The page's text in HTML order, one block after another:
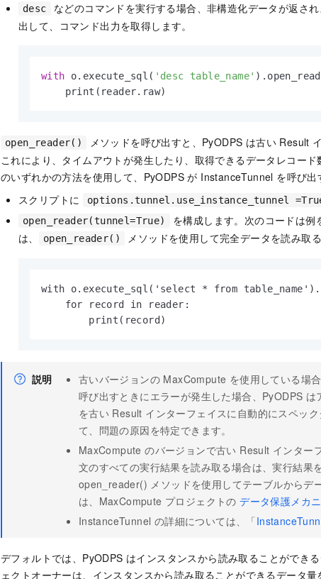
desc などのコマンドを実行する場合、非構造化データが返され
出して、コマンド出力を取得します。
with o.execute_sql( 'desc table_name'
    print(reader.raw)
open_reader()
メソッドを呼び出すと、PyODPS は古い Result
これにより、タイムアウトが発生したり、取得できるデータレコー
のいずれかの方法を使用して、PyODPS が InstanceTunnel を呼び出
スクリプトに
options.tunnel.use_instance_tunnel
open_reader(tunnel=True)
を構成します。次のコードは
は、
open_reader() メソッドを使用して完全データを読み取
with o.execute_sql('select * from
    for record in reader:
        print(record)
説明
古いバージョンの MaxCompute を使用している場
呼び出すときにエラーが発生した場合、PyODPS
を古い Result インターフェイスに自動的にスペッ
て、問題の原因を特定できます。
MaxCompute のバージョンで古い Result インター
文のすべての実行結果を読み取る場合は、実行結果
open_reader() メソッドを使用してテーブルからデ
は、MaxCompute プロジェクトのデータ保護メカ
InstanceTunnel の詳細については、「
デフォルトでは、PyODPS はインスタンスから読み取ることができ
ェクトオーナーは、インスタンスから読み取ることができるデータ